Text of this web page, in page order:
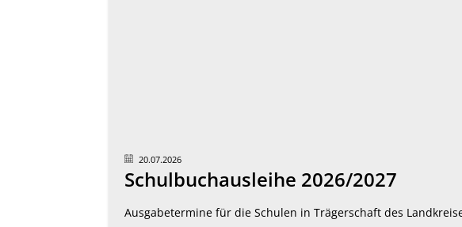
20.07.2026
Schulbuchausleihe 2026/2027
Ausgabetermine für die Schulen in Trägerschaft des